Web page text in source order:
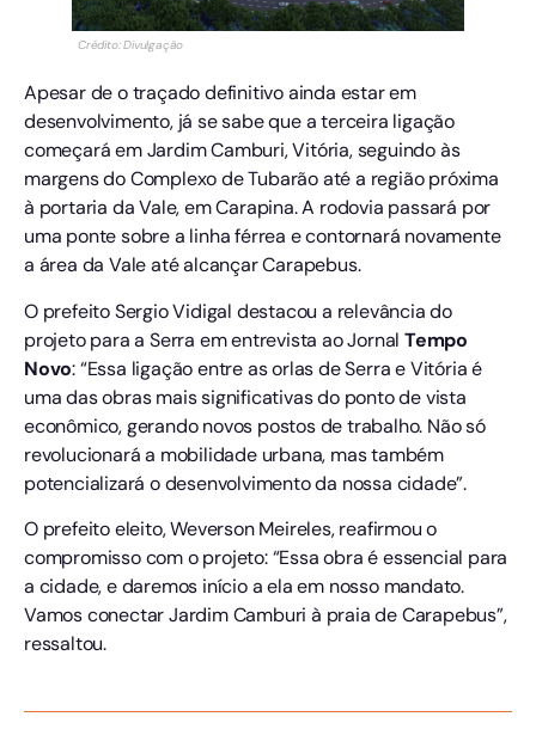
Crédito: Divulgação
Apesar de o traçado definitivo ainda estar em
desenvolvimento, já se sabe que a terceira ligação
começará em Jardim Camburi, Vitória, seguindo às
margens do Complexo de Tubarão até a região próxima
à portaria da Vale, em Carapina. A rodovia passará por
uma ponte sobre a linha férrea e contornará novamente
a área da Vale até alcançar Carapebus.
O prefeito Sergio Vidigal destacou a relevância do
projeto para a Serra em entrevista ao Jornal Tempo
Novo: “Essa ligação entre as orlas de Serra e Vitória é
uma das obras mais significativas do ponto de vista
econômico, gerando novos postos de trabalho. Não só
revolucionará a mobilidade urbana, mas também
potencializará o desenvolvimento da nossa cidade”.
O prefeito eleito, Weverson Meireles, reafirmou o
compromisso com o projeto: “Essa obra é essencial para
a cidade, e daremos início a ela em nosso mandato.
Vamos conectar Jardim Camburi à praia de Carapebus”,
ressaltou.